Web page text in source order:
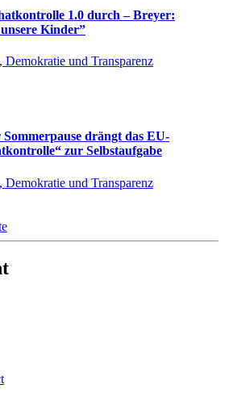
1.0 durch – Breyer:
Kinder”
Demokratie und Transparenz
drängt das EU-
zur Selbstaufgabe
Demokratie und Transparenz